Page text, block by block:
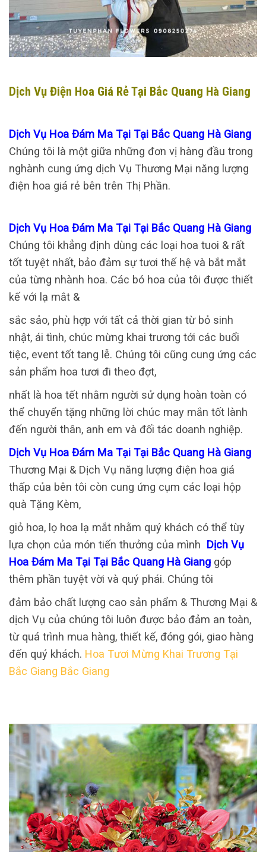
Dịch Vụ Điện Hoa Giá Rẻ Tại Bắc Quang Hà Giang
Dịch Vụ Hoa Đám Ma Tại Tại Bắc Quang Hà Giang
Chúng tôi là một giữa những đơn vị hàng đầu trong
nghành cung ứng dịch Vụ Thương Mại năng lượng
điện hoa giá rẻ bên trên Thị Phần.
Dịch Vụ Hoa Đám Ma Tại Tại Bắc Quang Hà Giang
Chúng tôi khẳng định dùng các loại hoa tuoi & rất
tốt tuyệt nhất, bảo đảm sự tươi thế hệ và bắt mắt
của từng nhành hoa. Các bó hoa của tôi được thiết
kế với lạ mắt &
sắc sảo, phù hợp với tất cả thời gian từ bỏ sinh
nhật, ái tình, chúc mừng khai trương tới các buổi
tiệc, event tốt tang lễ. Chúng tôi cũng cung ứng các
sản phẩm hoa tươi đi theo đợt,
nhất là hoa tết nhằm người sử dụng hoàn toàn có
thể chuyển tặng những lời chúc may mắn tốt lành
đến người thân, anh em và đối tác doanh nghiệp.
Dịch Vụ Hoa Đám Ma Tại Tại Bắc Quang Hà Giang
Thương Mại & Dịch Vụ năng lượng điện hoa giá
thấp của bên tôi còn cung ứng cụm các loại hộp
quà Tặng Kèm,
giỏ hoa, lọ hoa lạ mắt nhằm quý khách có thể tùy
lựa chọn của món tiến thưởng của mình Dịch Vụ
Hoa Đám Ma Tại Tại Bắc Quang Hà Giang góp
thêm phần tuyệt vời và quý phái. Chúng tôi
đảm bảo chất lượng cao sản phẩm & Thương Mại &
dịch Vụ của chúng tôi luôn được bảo đảm an toàn,
từ quá trình mua hàng, thiết kế, đóng gói, giao hàng
đến quý khách. Hoa Tươi Mừng Khai Trương Tại
Bắc Giang Bắc Giang